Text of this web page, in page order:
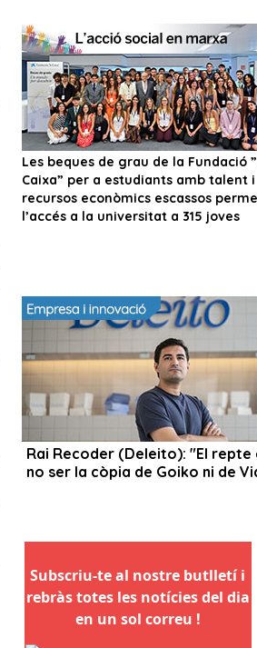
Subscriu-te al nostre butlletí i
rebràs totes les notícies del dia
en un sol correu !